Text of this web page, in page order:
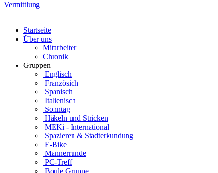
Vermittlung
Startseite
Über uns
Mitarbeiter
Chronik
Gruppen
Englisch
Französich
Spanisch
Italienisch
Sonntag
Häkeln und Stricken
MEKi - International
Spazieren & Stadterkundung
E-Bike
Männerrunde
PC-Treff
Boule Gruppe